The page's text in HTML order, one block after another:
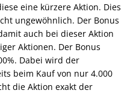
eine kürzere Aktion. Dies
ungewöhnlich. Der Bonus
auch bei dieser Aktion
Aktionen. Der Bonus
Dabei wird der
beim Kauf von nur 4.000
die Aktion exakt der